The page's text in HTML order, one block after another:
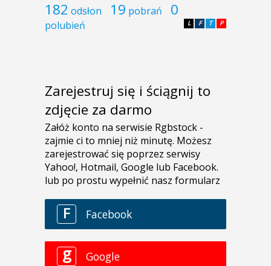
182 odsłon 19 pobrań 0
polubień P
T
F
L
Zarejestruj się i ściągnij to
zdjęcie za darmo